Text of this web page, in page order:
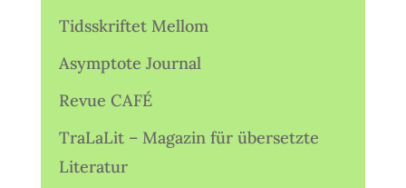
Tidsskriftet Mellom
Asymptote Journal
Revue CAFÉ
TraLaLit – Magazin für übersetzte
Literatur